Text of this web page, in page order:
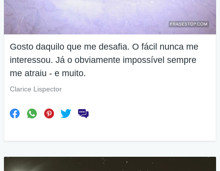
Gosto daquilo que me desafia. O fácil nunca me
interessou. Já o obviamente impossível sempre
me atraiu - e muito.
Clarice Lispector